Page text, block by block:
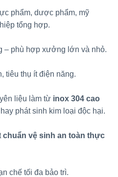
phẩm, dược phẩm, mỹ
tổng hợp.
– phù hợp xưởng lớn và nhỏ.
tiêu thụ ít điện năng.
liệu làm từ inox 304 cao
phát sinh kim loại độc hại.
chuẩn vệ sinh an toàn thực
chế tối đa bảo trì.